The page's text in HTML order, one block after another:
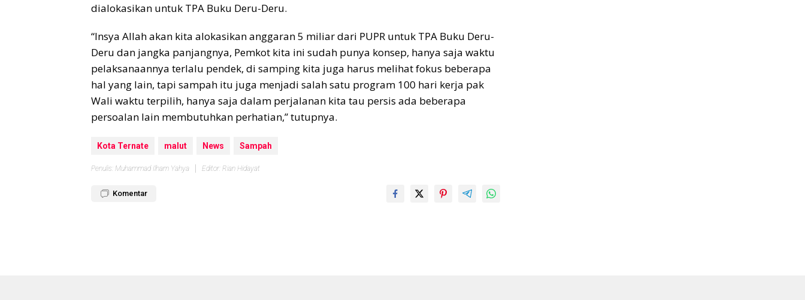
dialokasikan untuk TPA Buku Deru-Deru.
“Insya Allah akan kita alokasikan anggaran 5 miliar dari PUPR untuk TPA Buku Deru-
Deru dan jangka panjangnya, Pemkot kita ini sudah punya konsep, hanya saja waktu
pelaksanaannya terlalu pendek, di samping kita juga harus melihat fokus beberapa
hal yang lain, tapi sampah itu juga menjadi salah satu program 100 hari kerja pak
Wali waktu terpilih, hanya saja dalam perjalanan kita tau persis ada beberapa
persoalan lain membutuhkan perhatian,” tutupnya.
Kota Ternate malut News Sampah
Penulis: Muhammad Ilham Yahya Editor: Rian Hidayat
Komentar